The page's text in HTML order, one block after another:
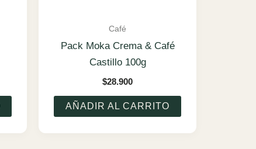
Café
Pack Moka Crema & Café
Castillo 100g
$28.900
AÑADIR AL CARRITO